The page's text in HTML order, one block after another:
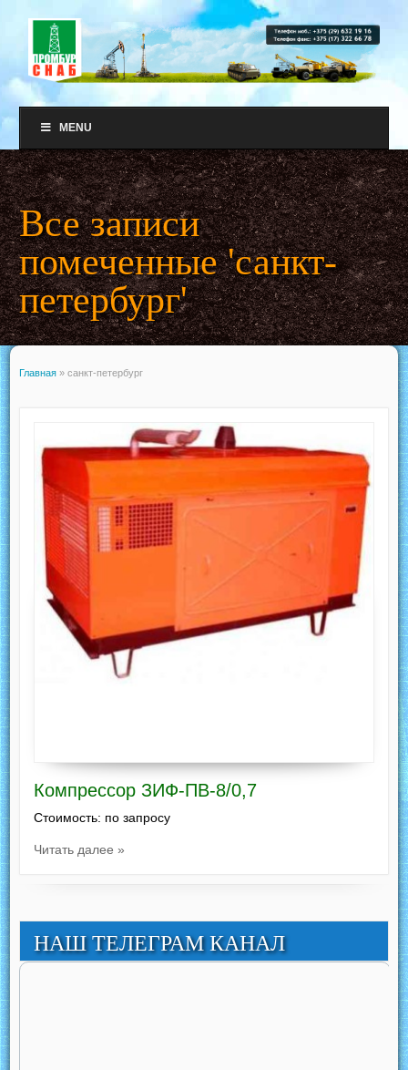
MENU
Все записи
помеченные 'санкт-
петербург'
Главная » санкт-петербург
Компрессор ЗИФ-ПВ-8/0,7
Стоимость: по запросу
Читать далее »
НАШ ТЕЛЕГРАМ КАНАЛ